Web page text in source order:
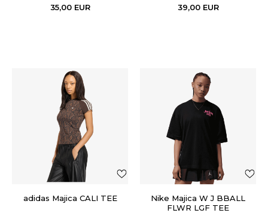
35,00 EUR 39,00 EUR
adidas Majica CALI TEE
Nike Majica W J BBALL
FLWR LGF TEE